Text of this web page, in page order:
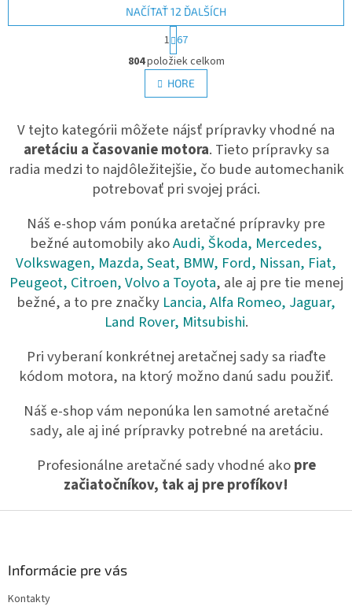
O
v
l
á
a
c
i
e
p
v
k
y
v
ý
p
i
s
NAČÍTAŤ 12 ĎALŠÍCH
t
r
á
n
k
v
a
n
i
1 67
804položiek celkom
HORE
V tejto kategórii môžete nájsť prípravky vhodné na
aretáciu a časovanie motora. Tieto prípravky sa
radia medzi to najdôležitejšie, čo bude automechanik
potrebovať pri svojej práci.
Náš e-shop vám ponúka aretačné prípravky pre
bežné automobily akoAudi, Škoda, Mercedes,
Volkswagen, Mazda, Seat, BMW, Ford, Nissan, Fiat,
Peugeot, Citroen, Volvo a Toyota, ale aj pre tie menej
bežné, a to pre značky Lancia, Alfa Romeo, Jaguar,
Land Rover, Mitsubishi.
Pri vyberaní konkrétnej aretačnej sady sa riaďte
kódom motora, na ktorý možno danú sadu použiť.
Náš e-shop vám neponúka len samotné aretačné
sady, ale aj iné prípravky potrebné na aretáciu.
Profesionálne aretačné sady vhodné akopre
začiatočníkov, tak aj pre profíkov!
Informácie pre vás
Kontakty